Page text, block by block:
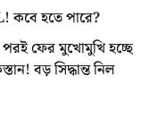
কবে হতে পারে?
পরই ফের মুখোমুখি হচ্ছে
বড় সিদ্ধান্ত নিল